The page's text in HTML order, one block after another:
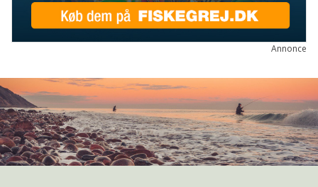
Annonce